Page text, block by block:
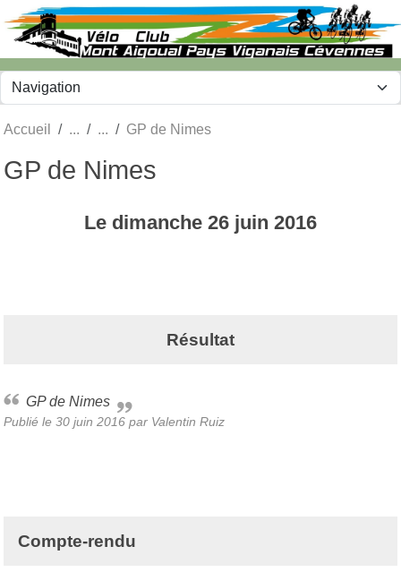
Accueil GP de Nimes
GP de Nimes
Le dimanche 26 juin 2016
Résultat
GP de Nimes
Publié le 30 juin 2016 par Valentin Ruiz
Compte-rendu
Panneau de gestion des cookies